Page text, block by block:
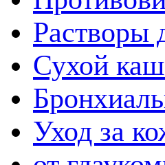
Растворы
Сухой
Уход за